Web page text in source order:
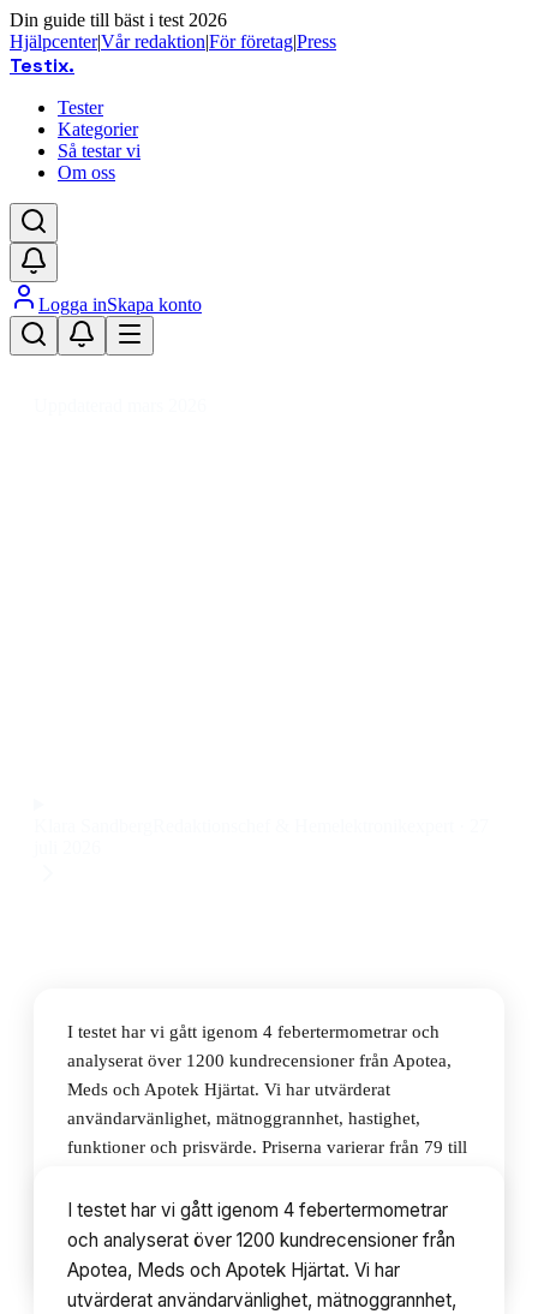
Din guide till bäst i test 2026
Hjälpcenter|Vår redaktion|För företag|Press
Testix.
Tester
Kategorier
Så testar vi
Om oss
Logga inSkapa konto
I testet har vi gått igenom 4 febertermometrar och
analyserat över 1200 kundrecensioner från Apotea,
Meds och Apotek Hjärtat. Vi har utvärderat
användarvänlighet, mätnoggrannhet, hastighet,
funktioner och prisvärde. Priserna varierar från 79 till
Innehållsförteckning 8avsnitt
I testet har vi gått igenom 4 febertermometrar
och analyserat över 1200 kundrecensioner från
Apotea, Meds och Apotek Hjärtat. Vi har
utvärderat användarvänlighet, mätnoggrannhet,